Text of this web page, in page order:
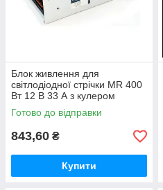
Блок живлення для
світлодіодної стрічки MR 400
Вт 12 В 33 А з кулером
1018239
Готово до відправки
843,60 ₴
Купити